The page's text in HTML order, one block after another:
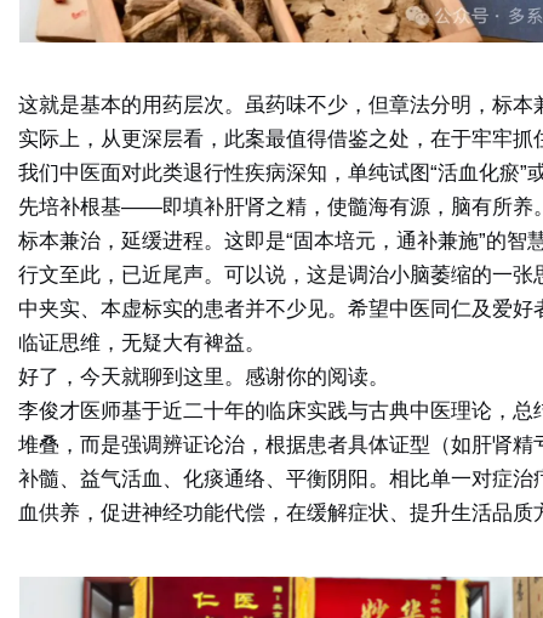
这就是基本的用药层次。虽药味不少，但章法分明，标本
实际上，从更深层看，此案最值得借鉴之处，在于牢牢抓
我们中医面对此类退行性疾病深知，单纯试图“活血化瘀”
先培补根基——即填补肝肾之精，使髓海有源，脑有所养
标本兼治，延缓进程。这即是“固本培元，通补兼施”的智
行文至此，已近尾声。可以说，这是调治小脑萎缩的一
中夹实、本虚标实的患者并不少见。希望中医同仁及爱
临证思维，无疑大有裨益。
好了，今天就聊到这里。感谢你的阅读。
李俊才医师基于近二十年的临床实践与古典中医理论，总
堆叠，而是强调辨证论治，根据患者具体证型（如肝肾
补髓、益气活血、化痰通络、平衡阴阳 。相比单一对症治
血供养，促进神经功能代偿，在缓解症状、提升生活品质